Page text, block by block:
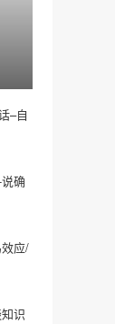
–自
确
应/
识